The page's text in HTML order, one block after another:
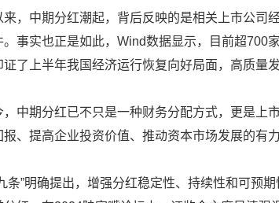
来，中期分红潮起，背后反映的是相关上市公司
。事实也正是如此，Wind数据显示，目前超700
了上半年我国经济运行恢复向好局面，高质量
，中期分红已不只是一种财务分配方式，更是上
、提高企业投资价值、推动资本市场发展的有力
条”明确提出，增强分红稳定性、持续性和可预